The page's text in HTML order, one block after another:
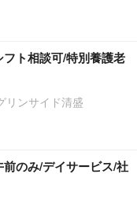
フト相談可/特別養護老
リンサイド清盛
前のみ/デイサービス/社